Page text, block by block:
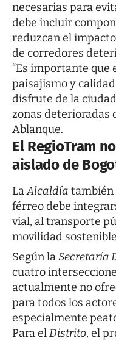
necesarias para
debe incluir
reduzcan el
de corredores
“Es importante que
paisajismo y
disfrute de la
zonas deterioradas
Ablanque.
El RegioTram
aislado de
LaAlcaldía también
férreo debe
vial, al transporte
movilidad
Según laSecretaría
cuatro
actualmente no
para todos los
especialmente
Para elDistrito, el